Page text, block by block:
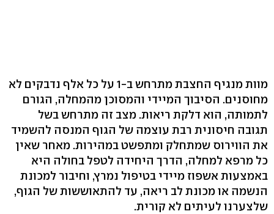
מוות מנגיף החצבת מתרחש ב-1 על כל אלף נדבקים לא
מחוסנים. הסיבוך המיידי והמסוכן מהמחלה, הגורם
לתמותה, הוא דלקת ריאות. מצב זה מתרחש בשל
תגובה חיסונית רבת עוצמה של הגוף המנסה להשמיד
את הווירוס שמתחלק ומתפשט במהירות. מאחר שאין
כל מרפא למחלה, הדרך היחידה לטפל בחולה היא
באמצעות אשפוז מיידי בטיפול נמרץ, וחיבור למכונת
הנשמה או מכונת לב ריאה, עד להתאוששות של הגוף,
שלצערנו לעיתים לא קורית.